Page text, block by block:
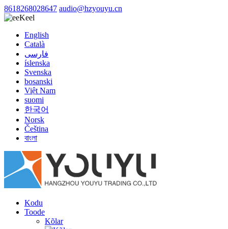
8618268028647 audio@hzyouyu.cn
Keel
English
Català
فارسی
íslenska
Svenska
bosanski
Việt Nam
suomi
한국어
Norsk
Čeština
বাংলা
Kodu
Toode
Kõlar